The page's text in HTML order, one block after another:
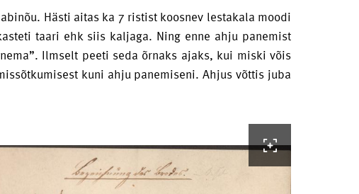
Hästi aitas ka 7 ristist koosnev lestakala moodi
taari ehk siis kaljaga. Ning enne ahju panemist
Ilmselt peeti seda õrnaks ajaks, kui miski võis
kuni ahju panemiseni. Ahjus võttis juba